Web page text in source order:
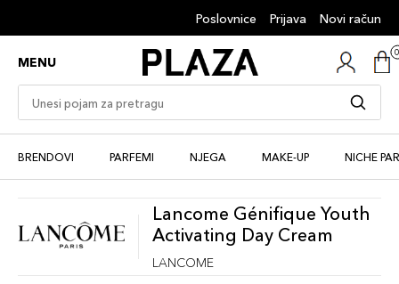
Poslovnice Prijava Novi račun
MENU
BRENDOVI PARFEMI NJEGA MAKE-UP NICHE
Lancome Génifique Youth
Activating Day Cream
LANCOME